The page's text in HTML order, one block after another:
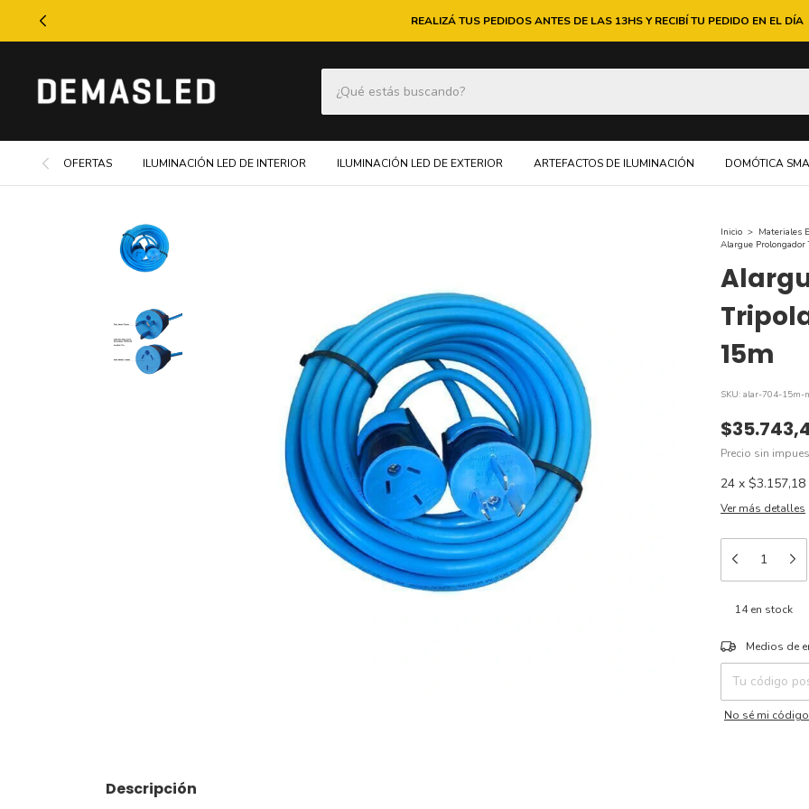
REALIZÁ TUS PEDIDOS ANTES DE LAS 13HS Y RECIBÍ TU PEDIDO EN EL DÍA
OFERTAS ILUMINACIÓN LED DE INTERIOR ILUMINACIÓN LED DE EXTERIOR ARTEFACTOS DE ILUMINACIÓN DOMÓTICA
Inicio > Materiales
Alargue
15m
SKU: alar-704-15m-
Precio sin
24 x $3.157,18
Ver más detalles
14en stock
Entregas para el
Medios de
No sé mi
Descripción